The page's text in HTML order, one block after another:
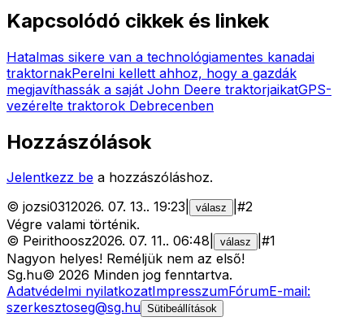
Kapcsolódó cikkek és linkek
Hatalmas sikere van a technológiamentes kanadai
traktornakPerelni kellett ahhoz, hogy a gazdák
megjavíthassák a saját John Deere traktorjaikatGPS-
vezérelte traktorok Debrecenben
Hozzászólások
Jelentkezz be a hozzászóláshoz.
© jozsi0312026. 07. 13.. 19:23 válasz #2
Végre valami történik.
© Peirithoosz2026. 07. 11.. 06:48 válasz #1
Nagyon helyes! Reméljük nem az első!
Sg.hu© 2026 Minden jog fenntartva.
Adatvédelmi nyilatkozatImpresszumFórumE-mail:
szerkesztoseg@sg.hu Sütibeállítások